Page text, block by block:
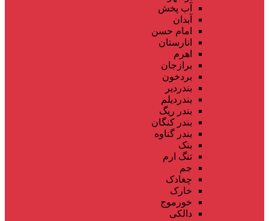
آب پخش
آبدان
امام حسن
انارستان
اهرم
برازجان
بردخون
بندردیر
بندردیلم
بندر ریگ
بندر کنگان
بندر گناوه
بنک
تنگ ارم
جم
چغادک
خارک
خورموج
دالکی